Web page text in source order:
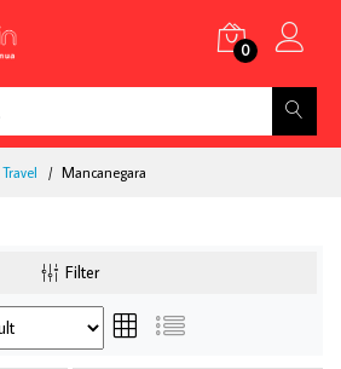
0
Travel Mancanegara
Filter